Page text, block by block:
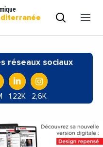
réseaux sociaux
1,22K 2,6K